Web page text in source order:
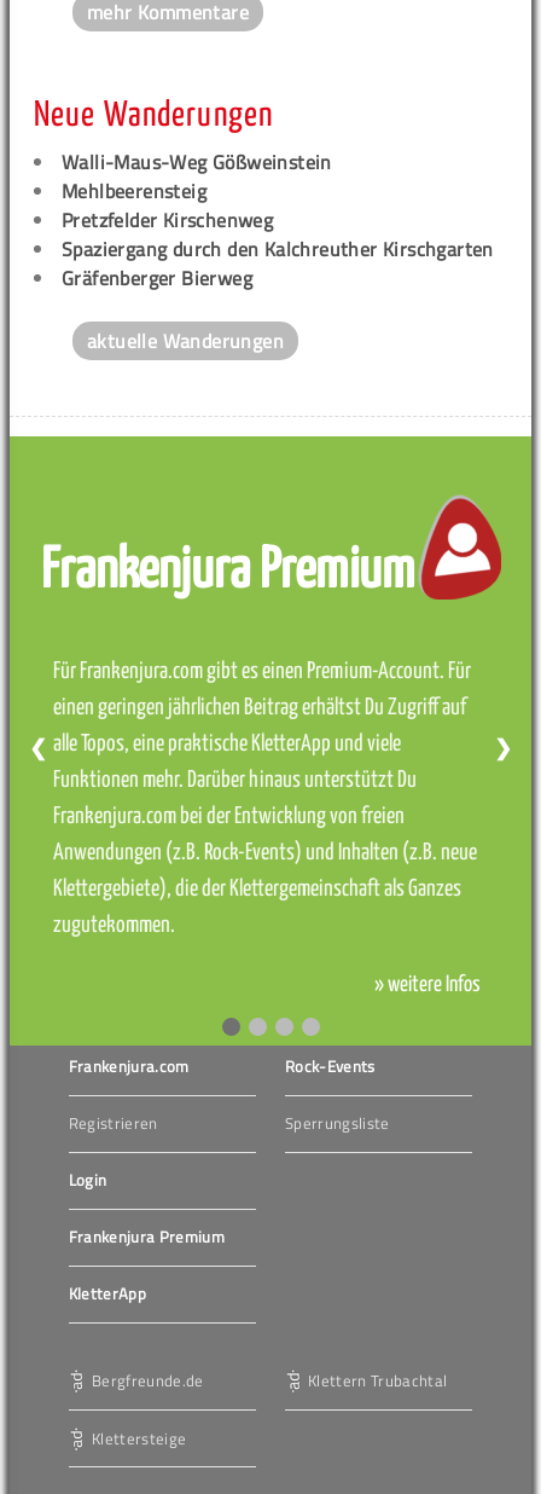
mehr Kommentare
Neue Wanderungen
Walli-Maus-Weg Gößweinstein
Mehlbeerensteig
Pretzfelder Kirschenweg
Spaziergang durch den Kalchreuther Kirschgarten
Gräfenberger Bierweg
aktuelle Wanderungen
Frankenjura Premium
Für Frankenjura.com gibt es einen Premium-Account. Für
einen geringen jährlichen Beitrag erhältst Du Zugriff auf
alle Topos, eine praktische KletterApp und viele
Funktionen mehr. Darüber hinaus unterstützt Du
Frankenjura.com bei der Entwicklung von freien
Anwendungen (z.B. Rock-Events) und Inhalten (z.B. neue
Klettergebiete), die der Klettergemeinschaft als Ganzes
zugutekommen.
» weitere Infos
❮ ❯
Frankenjura.com
Registrieren
Login
Frankenjura Premium
KletterApp
Rock-Events
Sperrungsliste
Bergfreunde.de
Klettersteige
Klettern Trubachtal